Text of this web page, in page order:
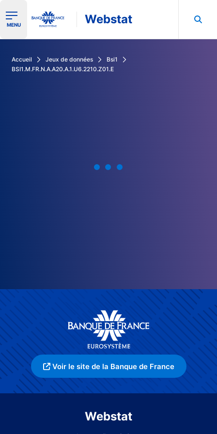
Ouvrir le menu de navigation
MENU Webstat
Accueil Jeux de données
Bsi1
BSI1.M.FR.N.A.A20.A.1.U6.2210.Z01.E
Voir le site de la Banque de France
Webstat